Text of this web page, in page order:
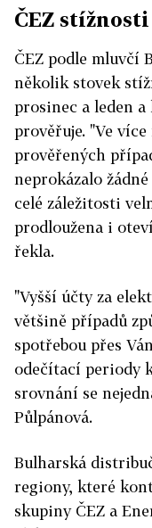
ČEZ
ČEZ podle mluvčí
několik stovek
prosinec a leden
prověřuje. "Ve
prověřených
neprokázalo
celé záležitosti
prodloužena i
řekla.
"Vyšší účty za
většině případů
spotřebou přes
odečítací periody
srovnání se
Půlpánová.
Bulharská
regiony, které
skupiny ČEZ a